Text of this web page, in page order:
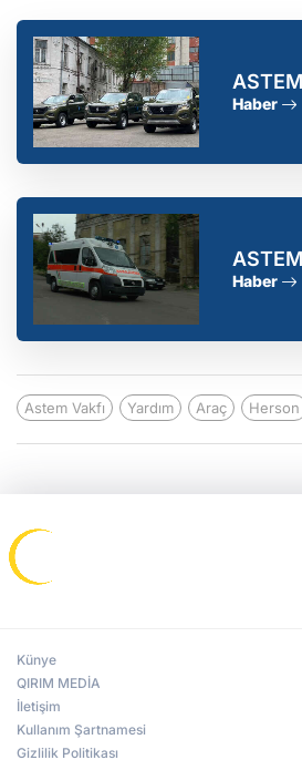
Haber
Haber
Astem Vakfı Yardım Araç Herson
Künye
QIRIM MEDİA
İletişim
Kullanım Şartnamesi
Gizlilik Politikası